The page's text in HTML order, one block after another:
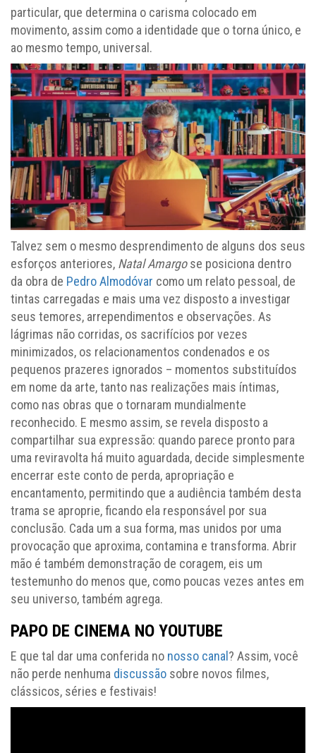
particular, que determina o carisma colocado em
movimento, assim como a identidade que o torna único, e
ao mesmo tempo, universal.
Talvez sem o mesmo desprendimento de alguns dos seus
esforços anteriores, Natal Amargose posiciona dentro
da obra de Pedro Almodóvar como um relato pessoal, de
tintas carregadas e mais uma vez disposto a investigar
seus temores, arrependimentos e observações. As
lágrimas não corridas, os sacrifícios por vezes
minimizados, os relacionamentos condenados e os
pequenos prazeres ignorados – momentos substituídos
em nome da arte, tanto nas realizações mais íntimas,
como nas obras que o tornaram mundialmente
reconhecido. E mesmo assim, se revela disposto a
compartilhar sua expressão: quando parece pronto para
uma reviravolta há muito aguardada, decide simplesmente
encerrar este conto de perda, apropriação e
encantamento, permitindo que a audiência também desta
trama se aproprie, ficando ela responsável por sua
conclusão. Cada um a sua forma, mas unidos por uma
provocação que aproxima, contamina e transforma. Abrir
mão é também demonstração de coragem, eis um
testemunho do menos que, como poucas vezes antes em
seu universo, também agrega.
PAPO DE CINEMA NO YOUTUBE
E que tal dar uma conferida no nosso canal? Assim, você
não perde nenhuma discussão sobre novos filmes,
clássicos, séries e festivais!